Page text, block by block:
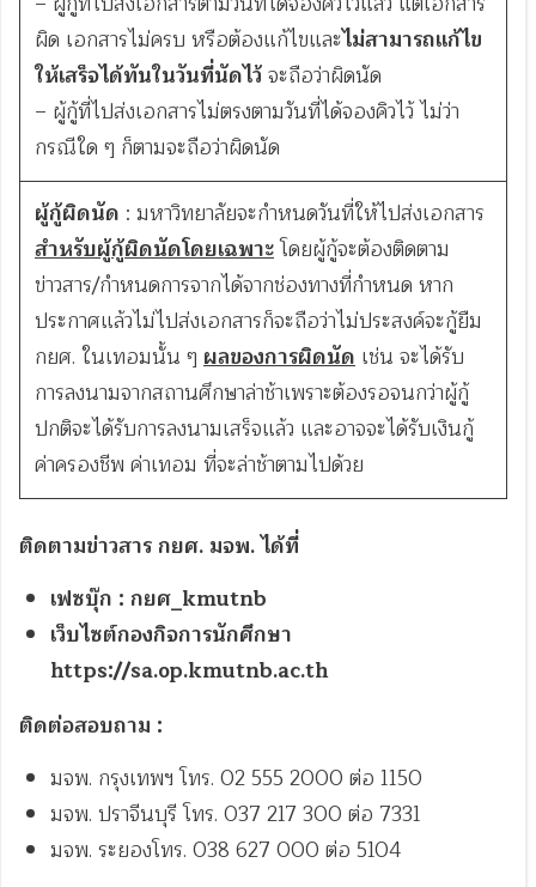
ผิด เอกสารไม่ครบ หรือต้องแก้ไขและไม่สามารถแก้ไข
ให้เสร็จได้ทันในวันที่นัดไว้จะถือว่าผิดนัด
– ผู้กู้ที่ไปส่งเอกสารไม่ตรงตามวันที่ได้จองคิวไว้ ไม่ว่า
กรณีใด ๆ ก็ตามจะถือว่าผิดนัด
ผู้กู้ผิดนัด : มหาวิทยาลัยจะกำหนดวันที่ให้ไปส่งเอกสาร
สำหรับผู้กู้ผิดนัดโดยเฉพาะโดยผู้กู้จะต้องติดตาม
ข่าวสาร/กำหนดการจากได้จากช่องทางที่กำหนด หาก
ประกาศแล้วไม่ไปส่งเอกสารก็จะถือว่าไม่ประสงค์จะกู้ยืม
กยศ. ในเทอมนั้น ๆ ผลของการผิดนัด เช่น จะได้รับ
การลงนามจากสถานศึกษาล่าช้าเพราะต้องรอจนกว่าผู้กู้
ปกติจะได้รับการลงนามเสร็จแล้ว และอาจจะได้รับเงินกู้
ค่าครองชีพ ค่าเทอม ที่จะล่าช้าตามไปด้วย
ติดตามข่าวสาร กยศ. มจพ. ได้ที่
เฟซบุ๊ก : กยศ_kmutnb
เว็บไซต์กองกิจการนักศึกษา
https://sa.op.kmutnb.ac.th
ติดต่อสอบถาม :
มจพ. กรุงเทพฯ โทร. 02 555 2000 ต่อ 1150
มจพ. ปราจีนบุรี โทร. 037 217 300 ต่อ 7331
มจพ. ระยองโทร. 038 627 000 ต่อ 5104